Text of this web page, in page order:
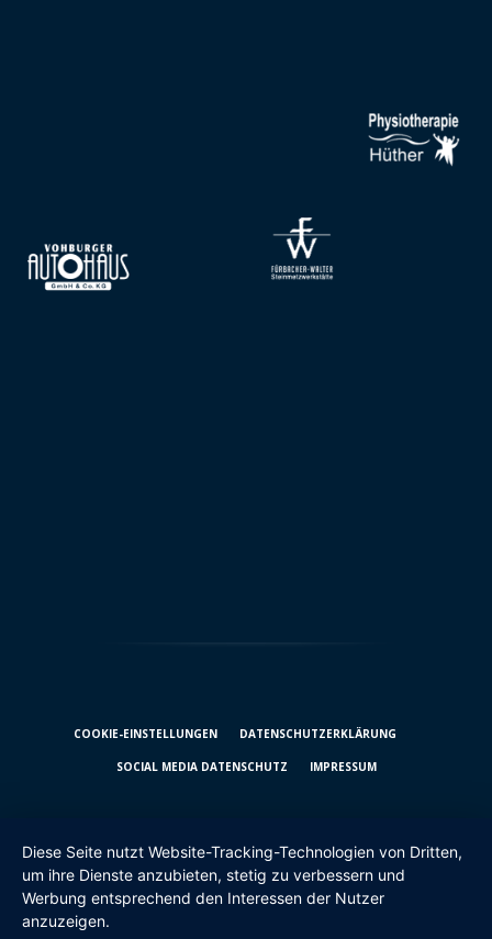
COOKIE-EINSTELLUNGEN DATENSCHUTZ­ERKLÄRUNG
SOCIAL MEDIA DATENSCHUTZ IMPRESSUM
Diese Seite nutzt Website-Tracking-Technologien von Dritten,
um ihre Dienste anzubieten, stetig zu verbessern und
Werbung entsprechend den Interessen der Nutzer
anzuzeigen.